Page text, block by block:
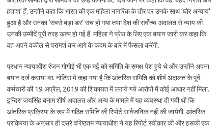
हताश’ हैं. उन्होंने कहा कि भारत की एक महिला नागरिक के तौर पर उनके साथ ‘घोर अन्याय’
हुआ है और उनका ‘सबसे बड़ा डर’ सच हो गया तथा देश की सर्वोच्च अदालत से न्याय की
उनकी उम्मीदें पूरी तरह खत्म हो गई हैं. महिला ने प्रेस के लिए एक बयान जारी कर कहा कि
वह अपने वकील से परामर्श कर आगे के कदम के बारे में फैसला करेंगी.
प्रधान न्यायाधीश रंजन गोगोई भी एक मई को समिति के समक्ष पेश हुये थे और उन्होंने अपना
बयान दर्ज कराया था. नोटिस में कहा गया है कि आंतरिक समिति को शीर्ष अदालत के पूर्व
कर्मचारी की 19 अप्रैल, 2019 की शिकायत में लगाये गये आरोपों में कोई आधार नहीं मिला.
इन्दिरा जयसिंह बनाम शीर्ष अदालत और अन्य के मामले में यह व्यवस्था दी गयी थी कि
आंतरिक प्रक्रिया के रूप में गठित समिति की रिपोर्ट सार्वजनिक नहीं की जायेगी. आंतरिक
प्रक्रिया के अनुसार ही दूसरे वरिष्ठतम न्यायाधीश ने यह रिपोर्ट स्वीकार की और इसकी एक